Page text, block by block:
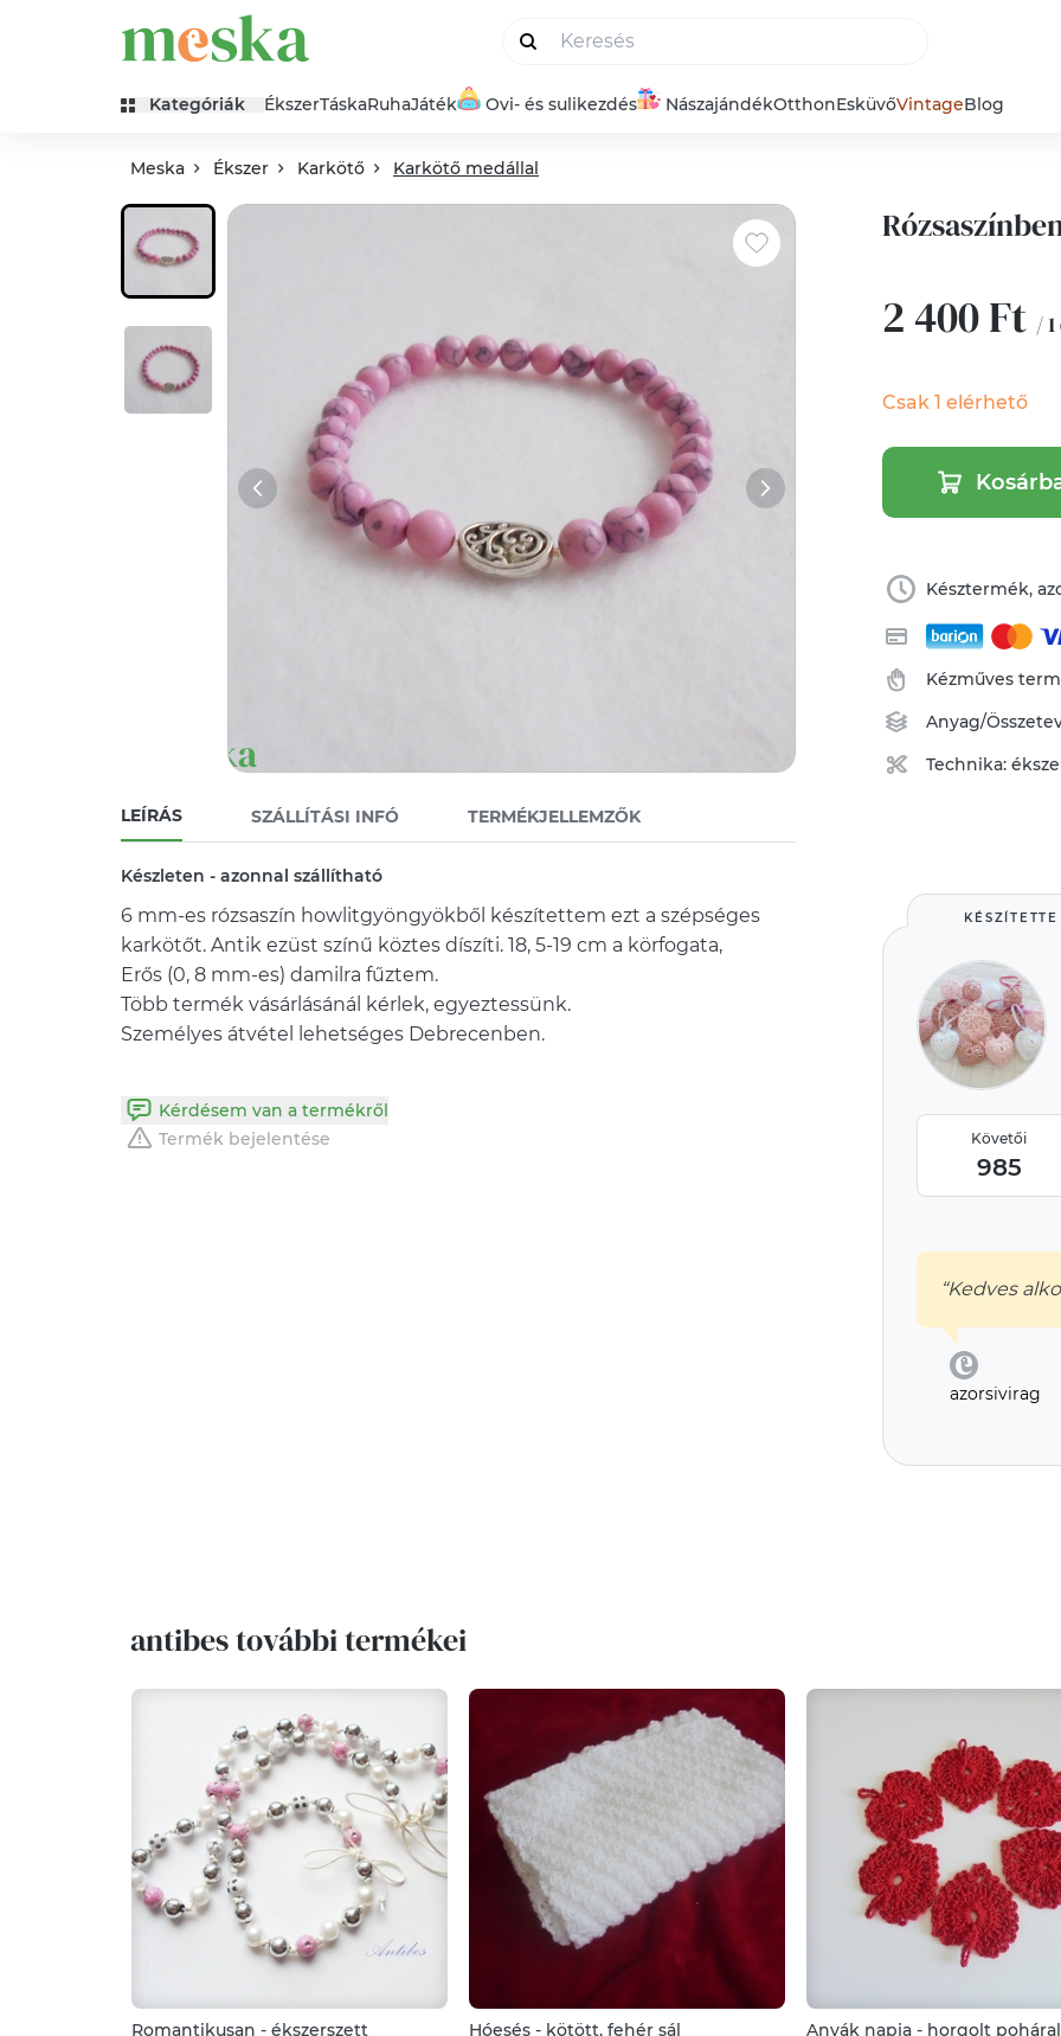
Kategóriák ÉkszerTáskaRuhaJáték Ovi- és sulikezdés NászajándékOtthonEsküvőVintageBlog
Meska Ékszer Karkötő Karkötő medállal
LEÍRÁS SZÁLLÍTÁSI INFÓ TERMÉKJELLEMZŐK
Készleten - azonnal szállítható
6 mm-es rózsaszín howlitgyöngyökből készítettem ezt a szépséges
karkötőt. Antik ezüst színű köztes díszíti. 18, 5-19 cm a körfogata,
Erős (0, 8 mm-es) damilra fűztem.
Több termék vásárlásánál kérlek, egyeztessünk.
Kérdésem van a termékről
Termék bejelentése
2 400 Ft /
Csak 1 elérhető
Késztermék,
Kézműves
Anyag/
Technika:
KÉSZÍTETTE
Követői
985
“Kedves
azorsivirag
antibes további termékei
Romantikusan - ékszerszett Hóesés - kötött, fehér sál Anyák napja - horgolt